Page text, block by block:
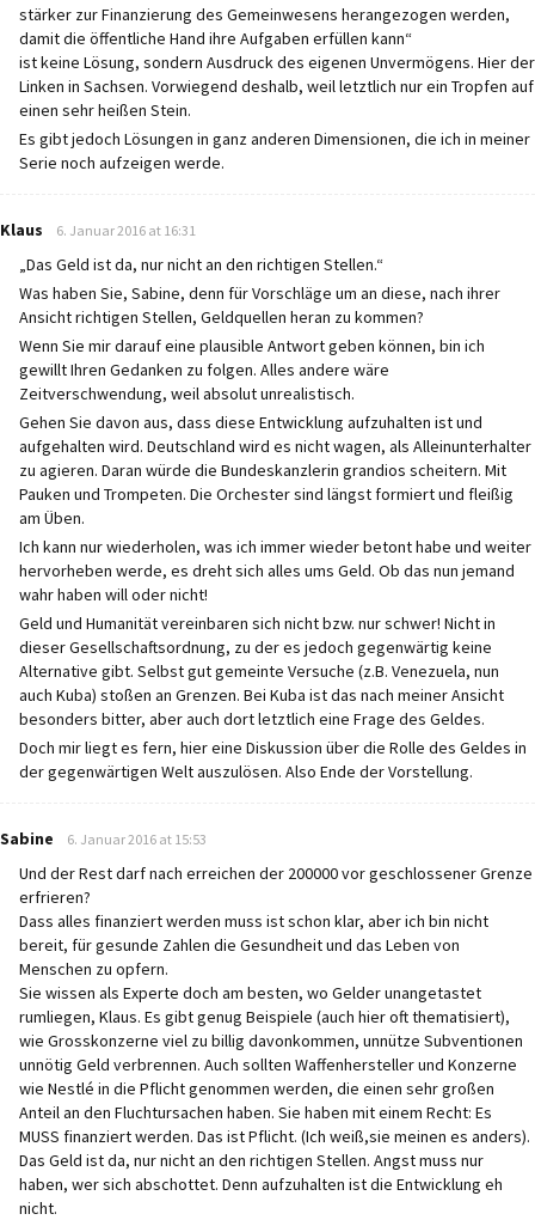
stärker zur Finanzierung des Gemeinwesens herangezogen werden,
damit die öffentliche Hand ihre Aufgaben erfüllen kann“
ist keine Lösung, sondern Ausdruck des eigenen Unvermögens. Hier der
Linken in Sachsen. Vorwiegend deshalb, weil letztlich nur ein Tropfen auf
einen sehr heißen Stein.
Es gibt jedoch Lösungen in ganz anderen Dimensionen, die ich in meiner
Serie noch aufzeigen werde.
Klaus says:
6. Januar 2016 at 16:31
„Das Geld ist da, nur nicht an den richtigen Stellen.“
Was haben Sie, Sabine, denn für Vorschläge um an diese, nach ihrer
Ansicht richtigen Stellen, Geldquellen heran zu kommen?
Wenn Sie mir darauf eine plausible Antwort geben können, bin ich
gewillt Ihren Gedanken zu folgen. Alles andere wäre
Zeitverschwendung, weil absolut unrealistisch.
Gehen Sie davon aus, dass diese Entwicklung aufzuhalten ist und
aufgehalten wird. Deutschland wird es nicht wagen, als Alleinunterhalter
zu agieren. Daran würde die Bundeskanzlerin grandios scheitern. Mit
Pauken und Trompeten. Die Orchester sind längst formiert und fleißig
am Üben.
Ich kann nur wiederholen, was ich immer wieder betont habe und weiter
hervorheben werde, es dreht sich alles ums Geld. Ob das nun jemand
wahr haben will oder nicht!
Geld und Humanität vereinbaren sich nicht bzw. nur schwer! Nicht in
dieser Gesellschaftsordnung, zu der es jedoch gegenwärtig keine
Alternative gibt. Selbst gut gemeinte Versuche (z.B. Venezuela, nun
auch Kuba) stoßen an Grenzen. Bei Kuba ist das nach meiner Ansicht
besonders bitter, aber auch dort letztlich eine Frage des Geldes.
Doch mir liegt es fern, hier eine Diskussion über die Rolle des Geldes in
der gegenwärtigen Welt auszulösen. Also Ende der Vorstellung.
Sabine says:
6. Januar 2016 at 15:53
Und der Rest darf nach erreichen der 200000 vor geschlossener Grenze
erfrieren?
Dass alles finanziert werden muss ist schon klar, aber ich bin nicht
bereit, für gesunde Zahlen die Gesundheit und das Leben von
Menschen zu opfern.
Sie wissen als Experte doch am besten, wo Gelder unangetastet
rumliegen, Klaus. Es gibt genug Beispiele (auch hier oft thematisiert),
wie Grosskonzerne viel zu billig davonkommen, unnütze Subventionen
unnötig Geld verbrennen. Auch sollten Waffenhersteller und Konzerne
wie Nestlé in die Pflicht genommen werden, die einen sehr großen
Anteil an den Fluchtursachen haben. Sie haben mit einem Recht: Es
MUSS finanziert werden. Das ist Pflicht. (Ich weiß,sie meinen es anders).
Das Geld ist da, nur nicht an den richtigen Stellen. Angst muss nur
haben, wer sich abschottet. Denn aufzuhalten ist die Entwicklung eh
nicht.